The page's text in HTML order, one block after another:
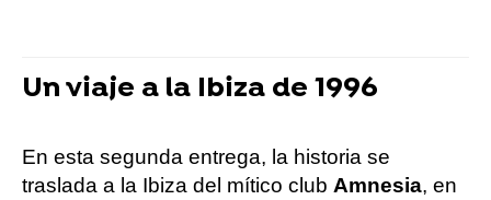
Un viaje a la Ibiza de 1996
En esta segunda entrega, la historia se
traslada a la Ibiza del mítico club Amnesia, en